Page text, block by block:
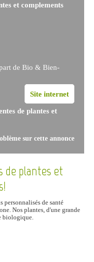
et complements
de Bio & Bien-
Site internet
de plantes et
sur cette annonce
de plantes et
personnalisés de santé
Nos plantes, d'une grande
biologique.